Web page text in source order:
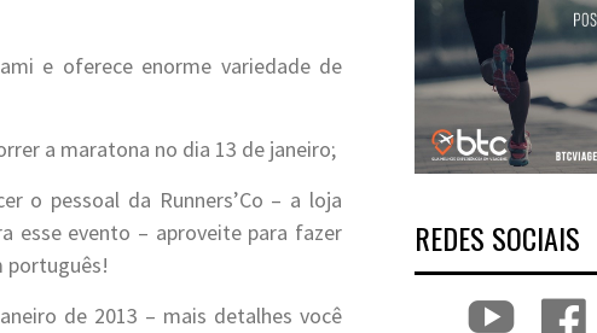
e oferece enorme variedade de
a maratona no dia 13 de janeiro;
o pessoal da Runners’Co – a loja
esse evento – aproveite para fazer
português!
de 2013 – mais detalhes você
REDES SOCIAIS
YouTube